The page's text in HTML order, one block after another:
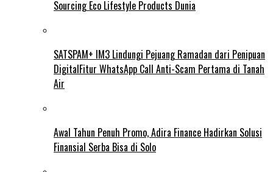
Sourcing Eco Lifestyle Products Dunia
SATSPAM+ IM3 Lindungi Pejuang Ramadan dari Penipuan
DigitalFitur WhatsApp Call Anti-Scam Pertama di Tanah
Air
Awal Tahun Penuh Promo, Adira Finance Hadirkan Solusi
Finansial Serba Bisa di Solo